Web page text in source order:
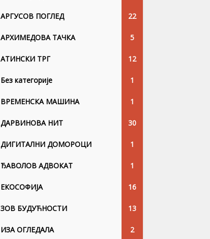
АРГУСОВ ПОГЛЕД 22
АРХИМЕДОВА ТАЧКА 5
АТИНСКИ ТРГ 12
Без категорије 1
ВРЕМЕНСКА МАШИНА 1
ДАРВИНОВА НИТ 30
ДИГИТАЛНИ ДОМОРОЦИ 1
ЂАВОЛОВ АДВОКАТ 1
ЕКОСОФИЈА 16
ЗОВ БУДУЋНОСТИ 13
ИЗА ОГЛЕДАЛА 2